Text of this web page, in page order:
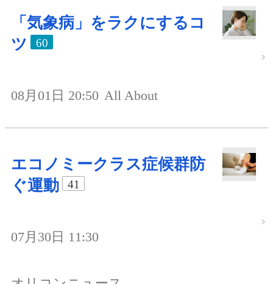
「気象病」をラクにするコ
ツ
60
08月01日 20:50 All About
エコノミークラス症候群防
ぐ運動
41
07月30日 11:30